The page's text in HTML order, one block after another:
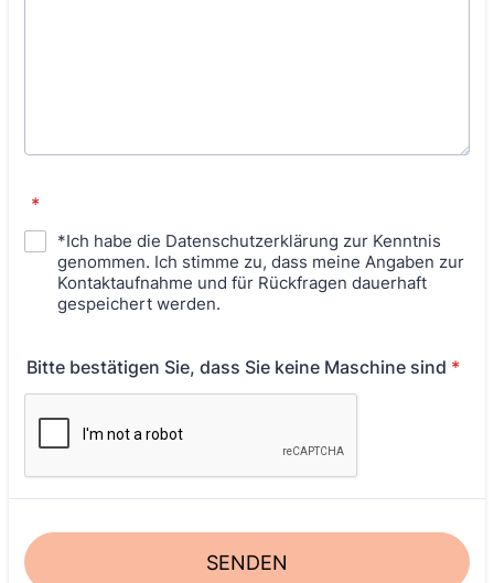
*
*Ich habe die Datenschutzerklärung zur Kenntnis
genommen. Ich stimme zu, dass meine Angaben zur
Kontaktaufnahme und für Rückfragen dauerhaft
gespeichert werden.
Bitte bestätigen Sie, dass Sie keine Maschine sind *
SENDEN